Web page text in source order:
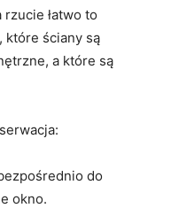
rzucie łatwo to
które ściany są
a które są
do
okno.